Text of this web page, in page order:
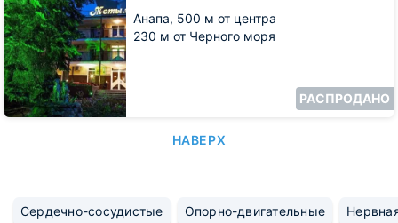
Анапа, 500 м от центра
230 м от Черного моря
РАСПРОДАНО
НАВЕРХ
Сердечно-сосудистые Опорно-двигательные